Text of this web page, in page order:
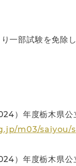
一部試験を免除
）年度栃木県
m03/saiyou/
）年度栃木県公